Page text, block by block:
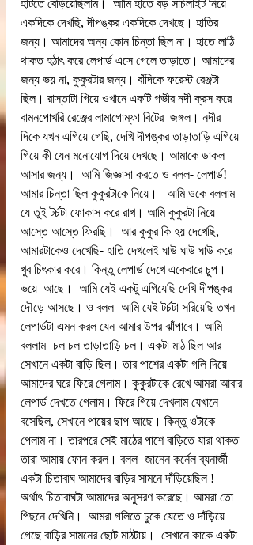
হাঁটতে বেড়িয়েছিলাম।  আমি হাতে বড় সার্চলাইট নিয়ে
একদিকে দেখছি, দীপঙ্কর একদিকে দেখছে। হাতির
জন্য। আমাদের অন্য কোন চিন্তা ছিল না। হাতে লাঠি
থাকত হঠাৎ করে লেপার্ড এসে গেলে তাড়াতে। আমাদের
জন্য ভয় না, কুকুরটার জন্য। বাঁদিকে ফরেস্ট রেঞ্জটা
ছিল। রাস্তাটা গিয়ে ওখানে একটি গভীর নদী ক্রস করে
বামনপোখরি রেঞ্জের লামাগোম্ফা বিটের  জঙ্গল। নদীর
দিকে যখন এগিয়ে গেছি, দেখি দীপঙ্কর তাড়াতাড়ি এগিয়ে
গিয়ে কী যেন মনোযোগ দিয়ে দেখছে। আমাকে ডাকল
আসার জন্য।  আমি জিজ্ঞাসা করতে ও বলল- লেপার্ড!
আমার চিন্তা ছিল কুকুরটাকে নিয়ে।   আমি ওকে বললাম
যে তুই টর্চটা ফোকাস করে রাখ। আমি কুকুরটা নিয়ে
আস্তে আস্তে ফিরছি।  আর কুকুর কি হয় দেখেছি,
আমারটাকেও দেখেছি- হাতি দেখলেই ঘাউ ঘাউ ঘাউ করে
খুব চিৎকার করে। কিন্তু লেপার্ড দেখে একেবারে চুপ।
ভয়ে  আছে।  আমি যেই একটু এগিযেছি দেখি দীপঙ্কর
দৌড়ে আসছে। ও বলল- আমি যেই টর্চটা সরিয়েছি তখন
লেপার্ডটা এমন করল যেন আমার উপর ঝাঁপাবে। আমি
বললাম- চল চল তাড়াতাড়ি চল। একটা মাঠ ছিল আর
সেখানে একটা বাড়ি ছিল। তার পাশের একটা গলি দিয়ে
আমাদের ঘরে ফিরে গেলাম। কুকুরটাকে রেখে আমরা আবার
লেপার্ড দেখতে গেলাম। ফিরে গিয়ে দেখলাম যেখানে
বসেছিল, সেখানে পায়ের ছাপ আছে। কিন্তু ওটাকে
পেলাম না। তারপরে সেই মাঠের পাশে বাড়িতে যারা থাকত
তারা আমায় ফোন করল। বলল- জানেন কর্নেল ব্যনার্জী
একটা চিতাবাঘ আমাদের বাড়ির সামনে দাঁড়িয়েছিল !
অর্থাৎ চিতাবাঘটা আমাদের অনুসরণ করেছে। আমরা তো
পিছনে দেখিনি।  আমরা গলিতে ঢুকে যেতে ও দাঁড়িয়ে
গেছে বাড়ির সামনের ছোট মাঠটায়।  সেখানে কাকে একটা